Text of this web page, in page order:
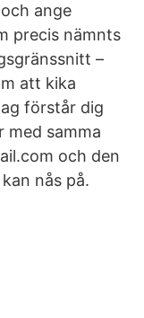
ange
precis nämnts
–
att kika
förstår dig
med samma
och den
nås på.